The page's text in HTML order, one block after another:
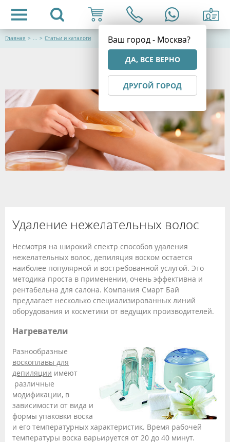
Ваш город - Москва?
ДА, ВСЕ ВЕРНО
ДРУГОЙ ГОРОД
Главная > ... > Статьи и каталоги
Удаление нежелательных волос
Несмотря на широкий спектр способов удаления
нежелательных волос, депиляция воском остается
наиболее популярной и востребованной услугой. Это
методика проста в применении, очень эффективна и
рентабельна для салона. Компания Смарт Бай
предлагает несколько специализированных линий
оборудования и косметики от ведущих производителей.
Нагреватели
Разнообразные
воскоплавы для
депиляции имеют
различные
модификации, в
зависимости от вида и
формы упаковки воска
и его температурных характеристик. Время рабочей
температуры воска варьируется от 20 до 40 минут.